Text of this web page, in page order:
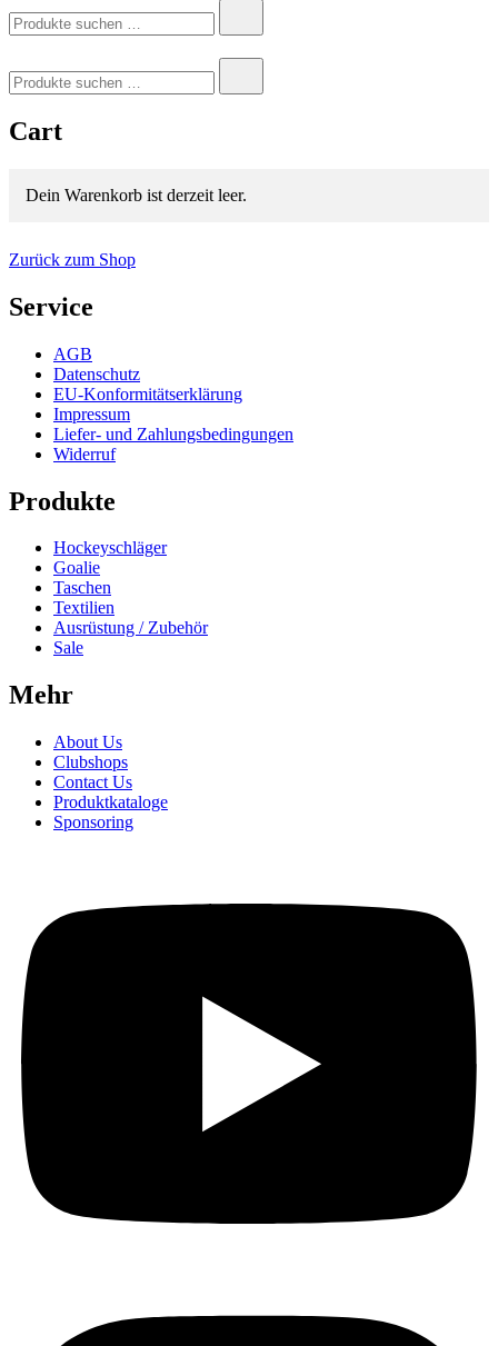
nach:
nach:
Cart
Dein Warenkorb ist derzeit leer.
Zurück zum Shop
Service
AGB
Datenschutz
EU-Konformitätserklärung
Impressum
Liefer- und Zahlungsbedingungen
Widerruf
Produkte
Hockeyschläger
Goalie
Taschen
Textilien
Ausrüstung / Zubehör
Sale
Mehr
About Us
Clubshops
Contact Us
Produktkataloge
Sponsoring